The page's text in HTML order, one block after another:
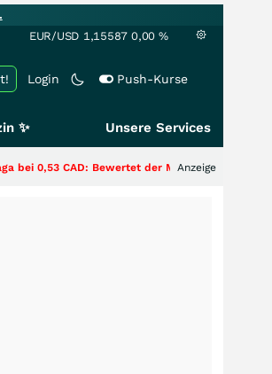
EUR/USD 1,15587 0,00 %
Login Push-Kurse
✨ Unsere Services
0,53 CAD: Bewertet der Markt noch immer nur
Anzeige